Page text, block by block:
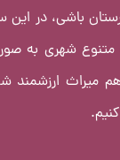
باشی، در
شهری به
میراث ارزشمند